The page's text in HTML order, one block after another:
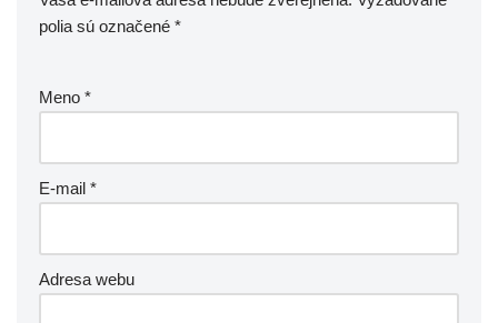
polia sú označené *
Meno *
E-mail *
Adresa webu